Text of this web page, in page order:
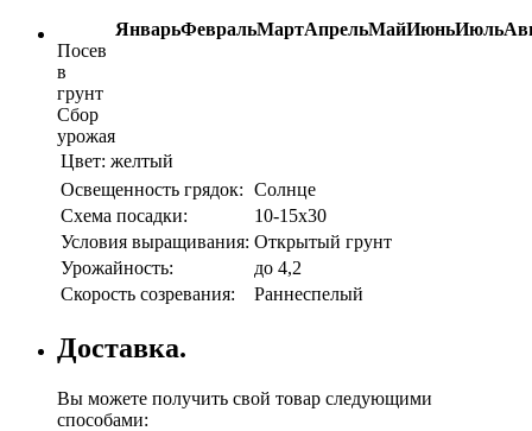
ЯнварьФевральМартАпрельМайИюньИюль
Посев
в
грунт
Сбор
урожая
Цвет: желтый
Освещенность грядок: Солнце
Схема посадки:
10-15х30
Условия выращивания: Открытый грунт
Урожайность:
до 4,2
Скорость созревания:
Раннеспелый
Доставка.
Вы можете получить свой товар следующими
способами: